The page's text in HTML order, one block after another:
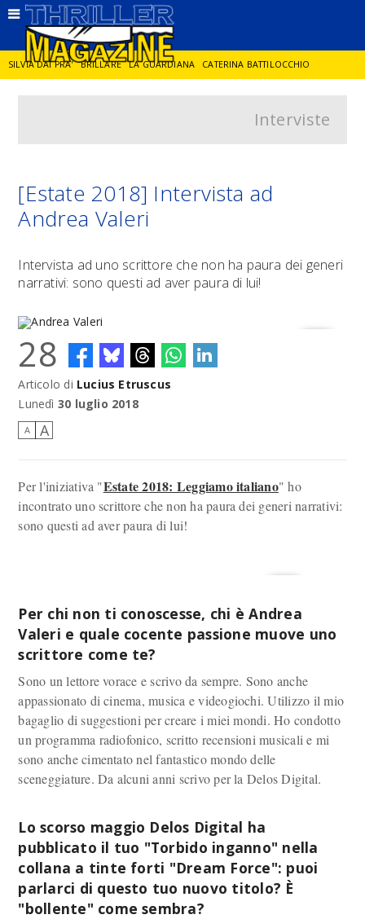
SILVIA DAI PRA' BRILLARE LA GUARDIANA CATERINA BATTILOCCHIO
GIANCARLO DE CATALDO
Interviste
[Estate 2018] Intervista ad
Andrea Valeri
Intervista ad uno scrittore che non ha paura dei generi
narrativi: sono questi ad aver paura di lui!
Andrea Valeri
28
Articolo di Lucius Etruscus
Lunedì 30 luglio 2018
A A
Per l'iniziativa "Estate 2018: Leggiamo italiano" ho
incontrato uno scrittore che non ha paura dei generi narrativi:
sono questi ad aver paura di lui!
Per chi non ti conoscesse, chi è Andrea
Valeri e quale cocente passione muove uno
scrittore come te?
Sono un lettore vorace e scrivo da sempre. Sono anche
appassionato di cinema, musica e videogiochi. Utilizzo il mio
bagaglio di suggestioni per creare i miei mondi. Ho condotto
un programma radiofonico, scritto recensioni musicali e mi
sono anche cimentato nel fantastico mondo delle
sceneggiature. Da alcuni anni scrivo per la Delos Digital.
Lo scorso maggio Delos Digital ha
pubblicato il tuo "Torbido inganno" nella
collana a tinte forti "Dream Force": puoi
parlarci di questo tuo nuovo titolo? È
"bollente" come sembra?